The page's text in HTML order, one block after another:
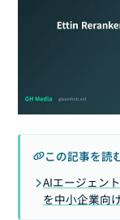
この記事を読
AIエージェン
を中小企業向